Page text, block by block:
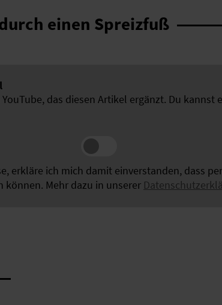
einen Spreizfuß
das diesen Artikel ergänzt. Du kannst
erkläre ich mich damit einverstanden, dass
können. Mehr dazu in unserer